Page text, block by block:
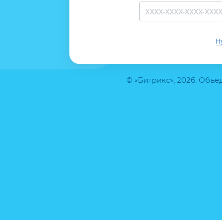
© «Битрикс», 2026.